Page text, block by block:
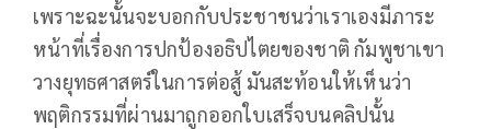
เพราะฉะนั้นจะบอกกับประชาชนว่าเราเองมีภาระ
หน้าที่เรื่องการปกป้องอธิปไตยของชาติ กัมพูชาเขา
วางยุทธศาสตร์ในการต่อสู้ มันสะท้อนให้เห็นว่า
พฤติกรรมที่ผ่านมาถูกออกใบเสร็จบนคลิปนั้น